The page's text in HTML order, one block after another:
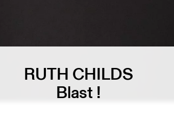
RUTH CHILDS
Blast !